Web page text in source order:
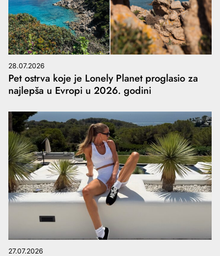
28.07.2026
Pet ostrva koje je Lonely Planet proglasio za
najlepša u Evropi u 2026. godini
27.07.2026